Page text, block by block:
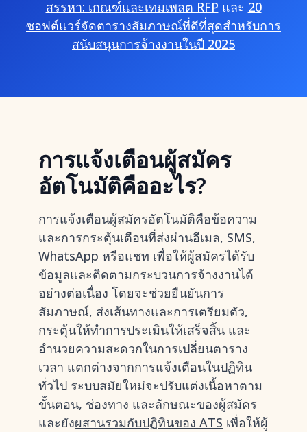
สรรหา: เกณฑ์และเทมเพลต RFP และ 20
ซอฟต์แวร์จัดตารางสัมภาษณ์ที่ดีที่สุดสำหรับการ
สนับสนุนการจ้างงานในปี 2025
การแจ้งเตือนผู้สมัคร
อัตโนมัติคืออะไร?
การแจ้งเตือนผู้สมัครอัตโนมัติคือข้อความ
และการกระตุ้นเตือนที่ส่งผ่านอีเมล, SMS,
WhatsApp หรือแชท เพื่อให้ผู้สมัครได้รับ
ข้อมูลและติดตามกระบวนการจ้างงานได้
อย่างต่อเนื่อง โดยจะช่วยยืนยันการ
สัมภาษณ์, ส่งเส้นทางและการเตรียมตัว,
กระตุ้นให้ทำการประเมินให้เสร็จสิ้น และ
อำนวยความสะดวกในการเปลี่ยนตาราง
เวลา แตกต่างจากการแจ้งเตือนในปฏิทิน
ทั่วไป ระบบสมัยใหม่จะปรับแต่งเนื้อหาตาม
ขั้นตอน, ช่องทาง และลักษณะของผู้สมัคร
และยังผสานรวมกับปฏิทินของ ATS เพื่อให้ผู้